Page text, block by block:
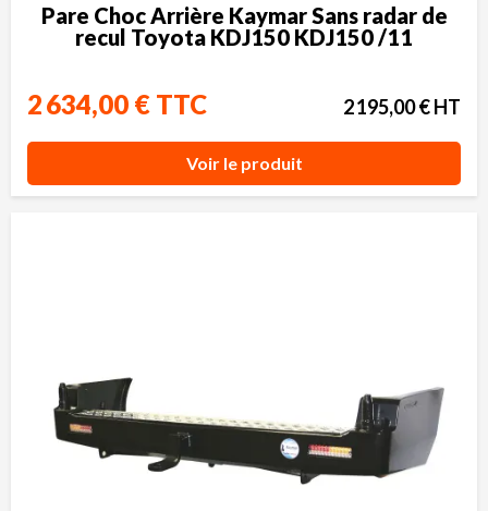
Pare Choc Arrière Kaymar Sans radar de
recul Toyota KDJ150 KDJ150 /11
2 634,00 € TTC 2 195,00 € HT
Voir le produit